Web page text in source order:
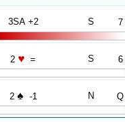
3SA +2 S 7
2 ♥ = S 6
2 ♠ -1 N Q